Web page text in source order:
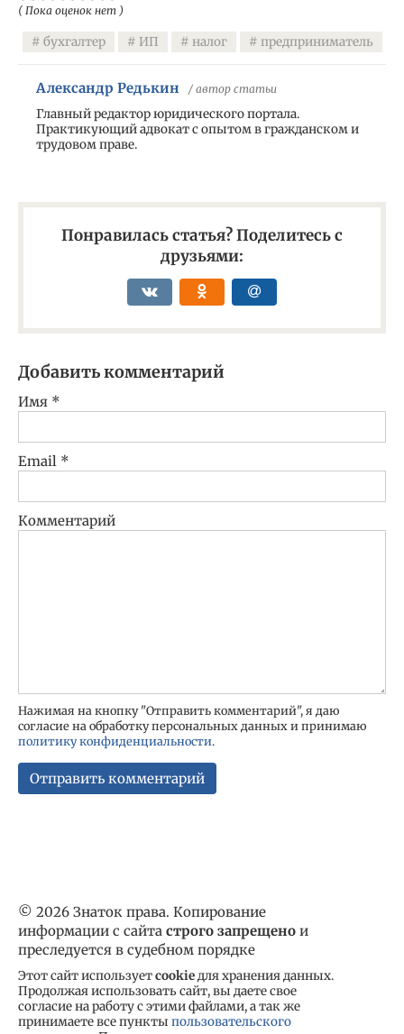
( Пока оценок нет )
бухгалтер ИП налог предприниматель
Александр Редькин / автор статьи
Главный редактор юридического портала.
Практикующий адвокат с опытом в гражданском и
трудовом праве.
Понравилась статья? Поделитесь с
друзьями:
Добавить комментарий
Имя *
Email *
Комментарий
Нажимая на кнопку "Отправить комментарий", я даю
согласие на обработку персональных данных и принимаю
политику конфиденциальности.
© 2026 Знаток права. Копирование
информации с сайта строго запрещено и
преследуется в судебном порядке
Этот сайт используетcookieдля хранения данных.
Продолжая использовать сайт, вы даете свое
согласие на работу с этими файлами, а так же
принимаете все пункты пользовательского